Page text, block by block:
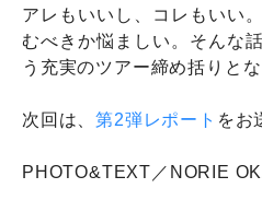
アレもいいし、コレもいい
むべきか悩ましい。そんな
う充実のツアー締め括りとな
次回は、第2弾レポート をお
PHOTO&TEXT／NORIE